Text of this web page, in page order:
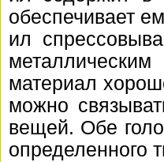
обеспечивает
ил
материал
можно
вещей. Обе
определенного